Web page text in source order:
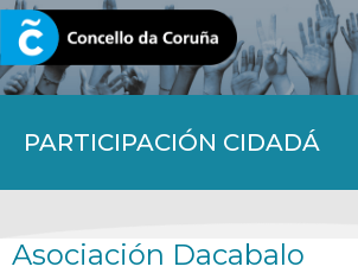
PARTICIPACIÓN CIDADÁ
CORUNA.GAL
Asociación Dacabalo